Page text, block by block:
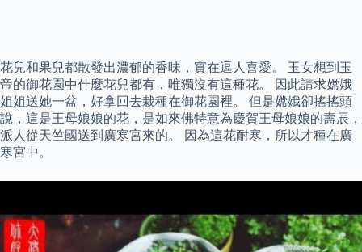
花兒和果兒都散發出濃郁的香味，實在逗人喜愛。 玉女想到玉
帝的御花園中什麼花兒都有，唯獨沒有這種花。 因此請求嫦娥
姐姐送她一盆，好拿回去栽種在御花園裡。 但是嫦娥卻搖搖頭
說，這是王母娘娘的花，是如來佛特意為慶賀王母娘娘的壽辰，
派人從天竺國送到廣寒宮來的。 因為這花耐寒，所以才種在廣
寒宮中。